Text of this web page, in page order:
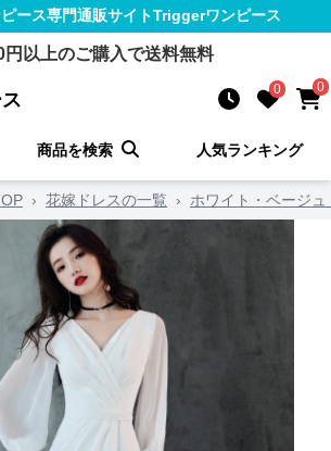
ース専門通販サイトTriggerワンピース
円以上のご購入で送料無料
0 0
商品を検索 人気ランキング
› 花嫁ドレスの一覧 › ホワイト・ベージ